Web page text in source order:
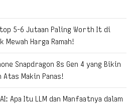
5-6 Jutaan Paling Worth It di
Harga Ramah!
Snapdragon 8s Gen 4 yang Bikin
Atas Makin Panas!
Apa Itu LLM dan Manfaatnya dalam